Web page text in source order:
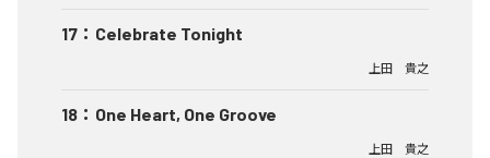
17 ： Celebrate Tonight
上田 貴之
18 ： One Heart, One Groove
上田 貴之